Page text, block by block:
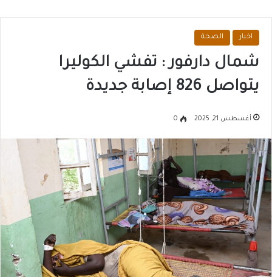
اخبار الصحة
شمال دارفور : تفشي الكوليرا
يتواصل 826 إصابة جديدة
أغسطس 21, 2025 0